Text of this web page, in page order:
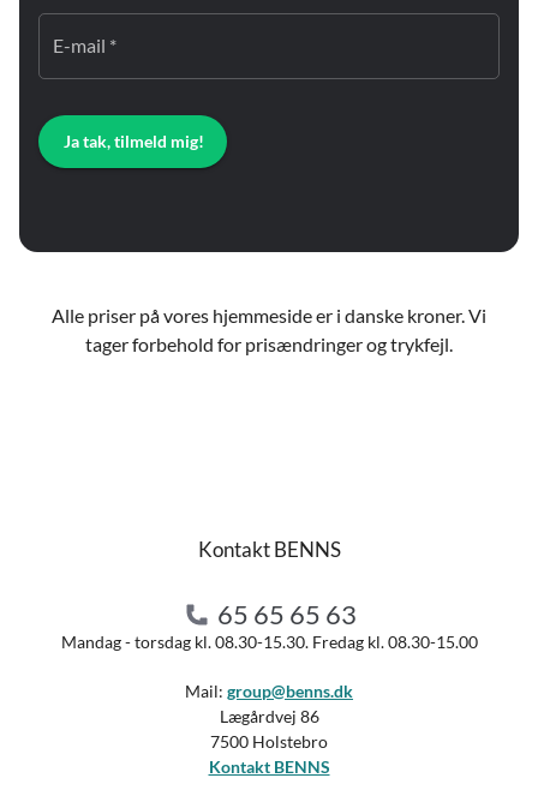
E-mail *
Ja tak, tilmeld mig!
Alle priser på vores hjemmeside er i danske kroner. Vi
tager forbehold for prisændringer og trykfejl.
Kontakt BENNS
65 65 65 63
Mandag - torsdag kl. 08.30-15.30. Fredag kl. 08.30-15.00
Mail: group@benns.dk
Lægårdvej 86
7500 Holstebro
Kontakt BENNS